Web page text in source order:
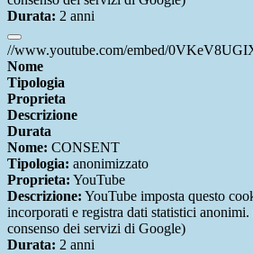
Durata: 2 anni
//www.youtube.com/embed/
Nome
Tipologia
Proprieta
Descrizione
Durata
Nome: CONSENT
Tipologia: anonimizzato
Proprieta: YouTube
Descrizione: YouTube imposta questo
incorporati e registra dati statistici
consenso dei servizi di Google)
Durata: 2 anni